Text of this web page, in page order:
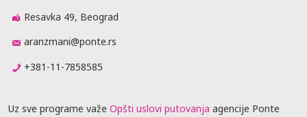
Resavka 49, Beograd
aranzmani@ponte.rs
+381-11-7858585
Uz sve programe važe Opšti uslovi putovanja agencije Ponte